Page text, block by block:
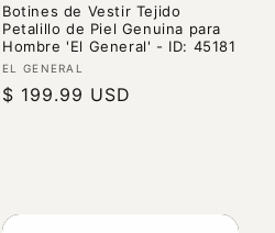
Botines de Vestir Tejido
Petalillo de Piel Genuina para
Hombre 'El General' - ID: 45181
Proveedor:
EL GENERAL
Precio
$ 199.99 USD